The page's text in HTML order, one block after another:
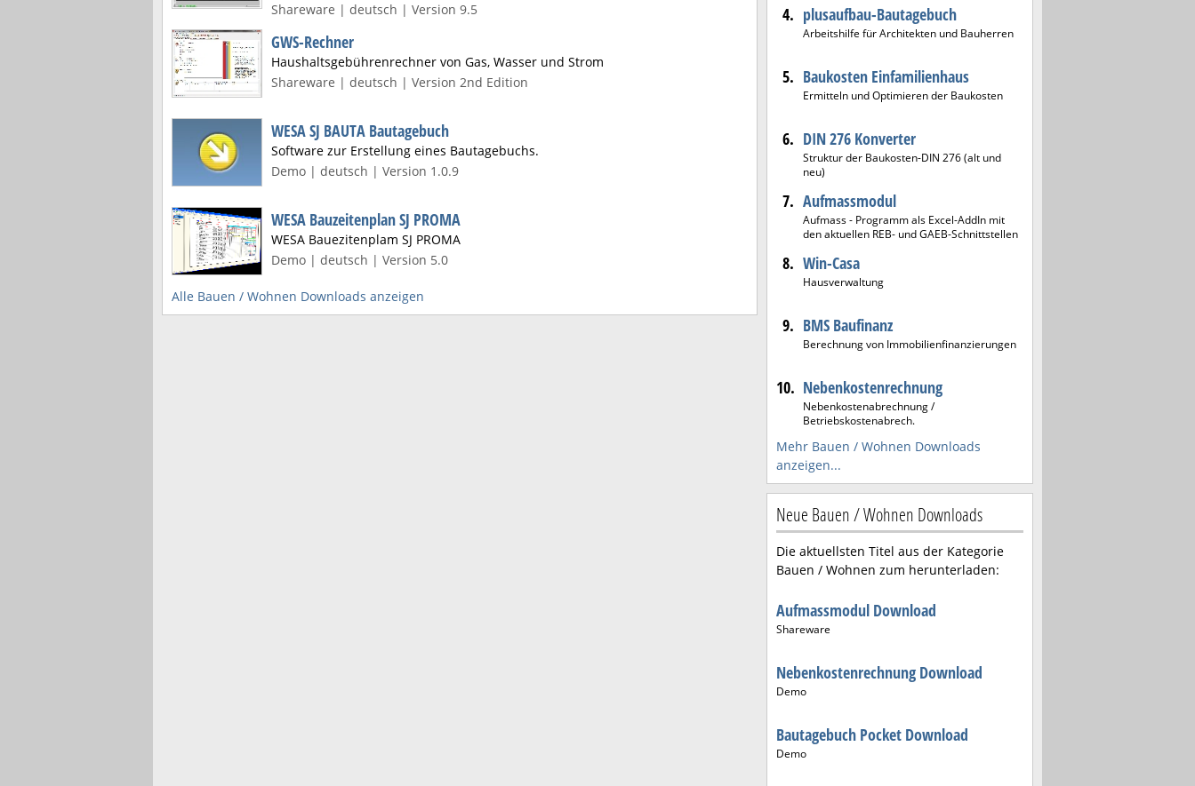
Shareware | deutsch | Version 9.5
GWS-Rechner
Haushaltsgebührenrechner von Gas, Wasser und Strom
Shareware | deutsch | Version 2nd Edition
WESA SJ BAUTA Bautagebuch
Software zur Erstellung eines Bautagebuchs.
Demo | deutsch | Version 1.0.9
WESA Bauzeitenplan SJ PROMA
WESA Bauezitenplam SJ PROMA
Demo | deutsch | Version 5.0
Alle Bauen / Wohnen Downloads anzeigen
4. plusaufbau-Bautagebuch
Arbeitshilfe für Architekten und Bauherren
5. Baukosten Einfamilienhaus
Ermitteln und Optimieren der Baukosten
6. DIN 276 Konverter
Struktur der Baukosten-DIN 276 (alt und
neu)
7. Aufmassmodul
Aufmass - Programm als Excel-AddIn mit
den aktuellen REB- und GAEB-Schnittstellen
8. Win-Casa
Hausverwaltung
9. BMS Baufinanz
Berechnung von Immobilienfinanzierungen
10. Nebenkostenrechnung
Nebenkostenabrechnung /
Betriebskostenabrech.
Mehr Bauen / Wohnen Downloads
anzeigen...
Neue Bauen / Wohnen Downloads
Die aktuellsten Titel aus der Kategorie
Bauen / Wohnen zum herunterladen:
Aufmassmodul Download
Shareware
Nebenkostenrechnung Download
Demo
Bautagebuch Pocket Download
Demo